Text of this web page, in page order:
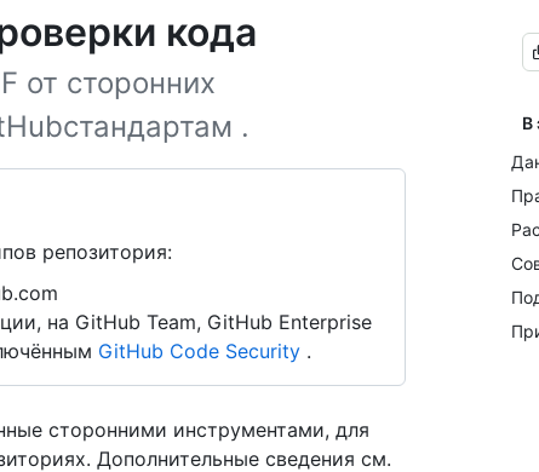
кода
от сторонних
.
репозитория:
на GitHub Team, GitHub Enterprise
GitHub Code Security .
В
сторонними инструментами, для
Дополнительные сведения см.